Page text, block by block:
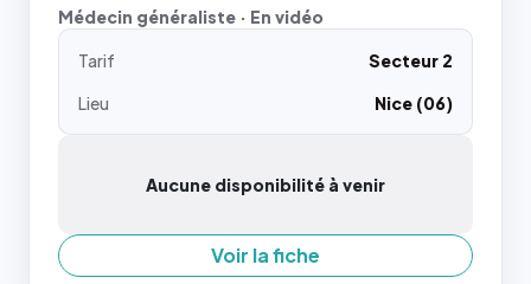
Médecin généraliste · En vidéo
Tarif
Secteur 2
Lieu
Nice (06)
Aucune disponibilité à venir
Voir la fiche